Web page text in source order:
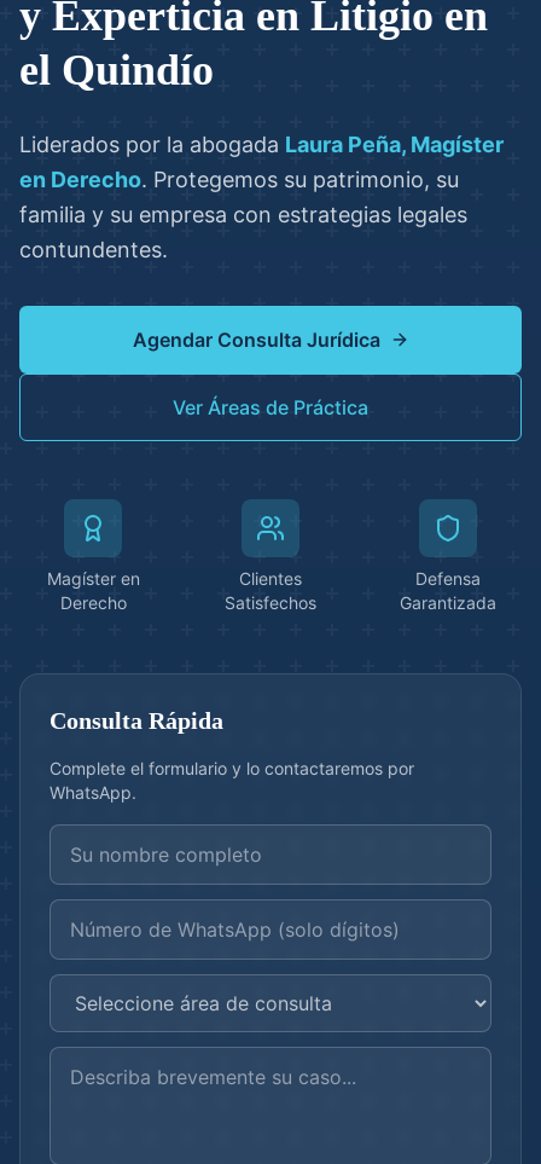
y Experticia en Litigio en
el Quindío
Liderados por la abogada Laura Peña, Magíster
en Derecho. Protegemos su patrimonio, su
familia y su empresa con estrategias legales
contundentes.
Agendar Consulta Jurídica
Ver Áreas de Práctica
Magíster en
Derecho
Clientes
Satisfechos
Defensa
Garantizada
Consulta Rápida
Complete el formulario y lo contactaremos por
WhatsApp.